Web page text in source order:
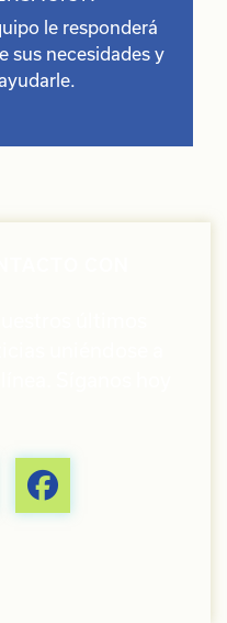
le responderá
sus necesidades y